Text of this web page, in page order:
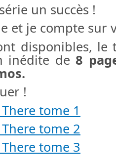
un succès !
et je compte sur
disponibles, le
inédite de 8
!
tome 1
tome 2
tome 3